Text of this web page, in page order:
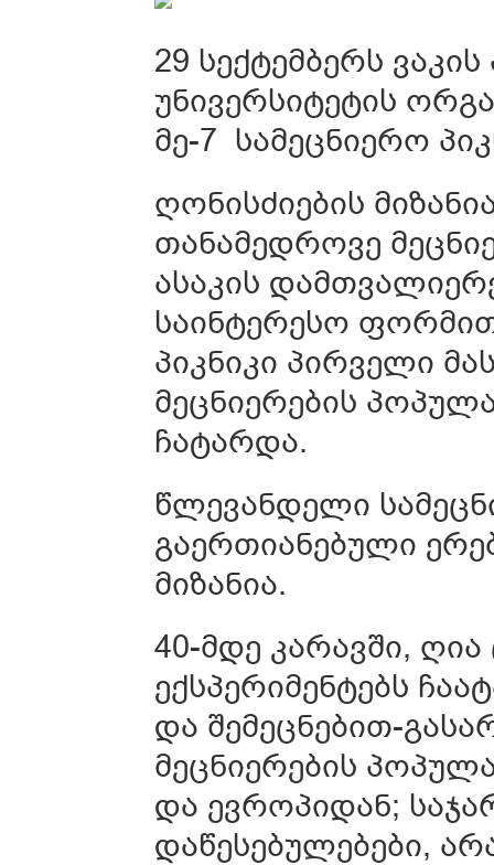
29 სექტემბერს
უნივერსიტეტის
მე-7 სამეცნიერო
ღონისძიების
თანამედროვე
ასაკის
საინტერესო
პიკნიკი პირველი
მეცნიერების
ჩატარდა.
წლევანდელი
გაერთიანებული
მიზანია.
40-მდე კარავში, ღია
ექსპერიმენტებს
და შემეცნებით-
მეცნიერების
და ევროპიდან;
დაწესებულებები,